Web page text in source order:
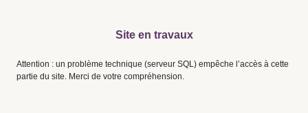
Site en travaux
Attention : un problème technique (serveur SQL) empêche l’accès à cette
partie du site. Merci de votre compréhension.